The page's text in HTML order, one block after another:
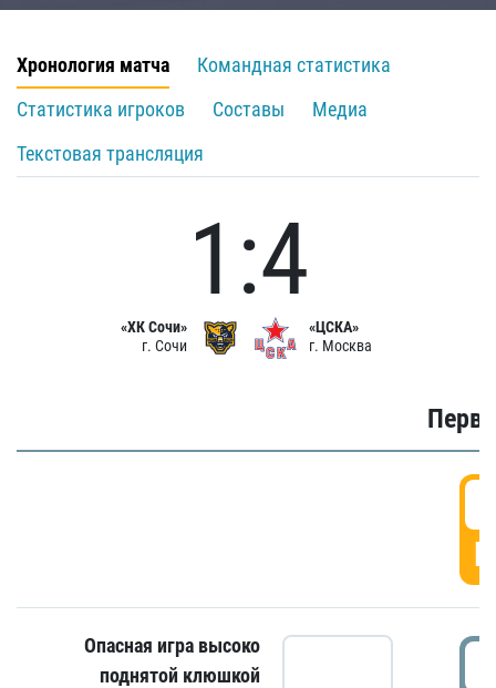
Хронология матча
Командная статистика
Статистика игроков
Составы
Медиа
Текстовая трансляция
«ХК Сочи»
г. Сочи
1:4
«ЦСКА»
г. Москва
Опасная игра высоко
поднятой клюшкой